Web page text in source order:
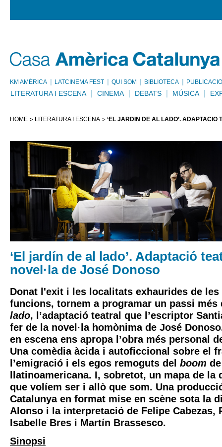
KM AMÈRICA LATCINEMA FEST QUI SOM BIBLIOTECA
LITERATURA I ESCENA CINEMA DEBATS MÚSICA
HOME LITERATURA I ESCENA ‘EL JARDÍN DE AL LADO’. ADAPTACIÓ
‘El jardín de al lado’. Adaptació
novel·la de José Donoso
Donat l'exit i les localitats exhaurides de les
funcions, tornem a programar un passi més
lado, l’adaptació teatral que l’escriptor
fer de la novel·la homònima de José
en escena ens apropa l’obra més personal
Una comèdia àcida i autoficcional sobre el
l’emigració i els egos remoguts del boom
llatinoamericana. I, sobretot, un mapa de
que volíem ser i allò que som. Una
Catalunya en format mise en scène sota la
Alonso i la interpretació de Felipe Cabezas,
Isabelle Bres i Martín Brassesco.
Sinopsi